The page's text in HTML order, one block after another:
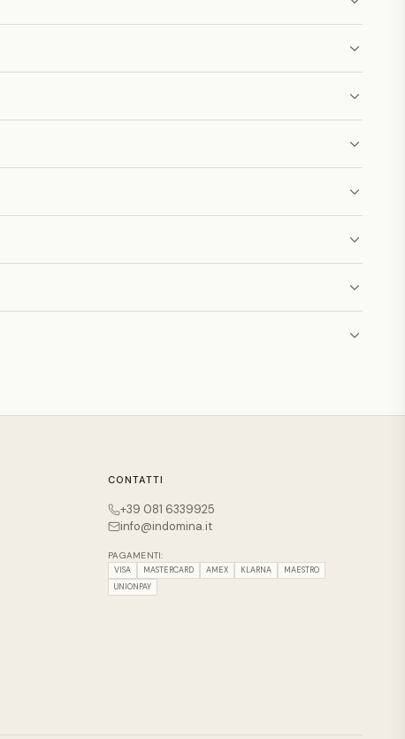
CONTATTI
+39 081 6339925
info@indomina.it
PAGAMENTI:
VISA MASTERCARD AMEX KLARNA
MAESTRO
UNIONPAY